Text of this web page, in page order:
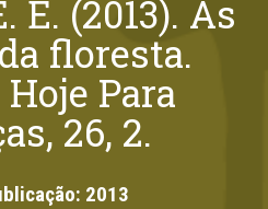
E. (2013). As
floresta.
Para
26, 2.
2013